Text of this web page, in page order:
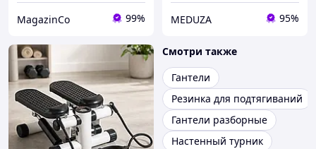
MagazinCo 99% MEDUZA 95%
Смотри также
Гантели
Резинка для подтягиваний
Гантели разборные
Настенный турник